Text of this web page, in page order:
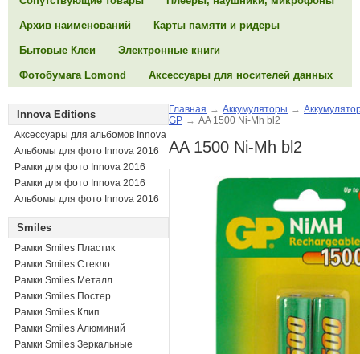
Архив наименований Карты памяти и ридеры
Бытовые Клеи Электронные книги
Фотобумага Lomond Аксессуары для носителей данных
Innova Editions
Аксессуары для альбомов Innova
Альбомы для фото Innova 2016
Рамки для фото Innova 2016
Рамки для фото Innova 2016
Альбомы для фото Innova 2016
Smiles
Рамки Smiles Пластик
Рамки Smiles Стекло
Рамки Smiles Металл
Рамки Smiles Постер
Рамки Smiles Клип
Рамки Smiles Алюминий
Рамки Smiles Зеркальные
Главная → Аккумуляторы →
GP → AA 1500 Ni-Mh bl2
AA 1500 Ni-Mh bl2